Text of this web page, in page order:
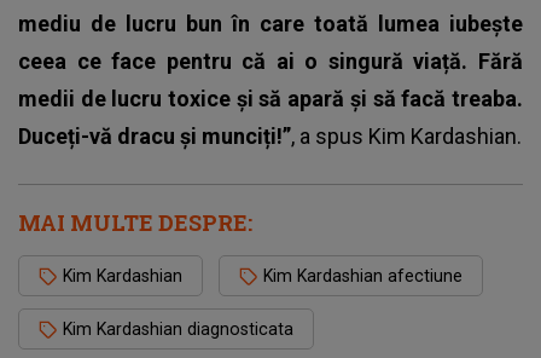
mediu de lucru bun în care toată lumea iubește
ceea ce face pentru că ai o singură viață. Fără
medii de lucru toxice și să apară și să facă treaba.
Duceți-vă dracu și munciți!”, a spus Kim Kardashian.
MAI MULTE DESPRE:
Kim Kardashian Kim Kardashian afectiune
Kim Kardashian diagnosticata